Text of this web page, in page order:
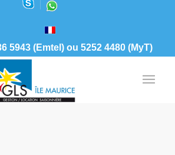
5943 (Emtel) ou 5252 4480 (MyT)